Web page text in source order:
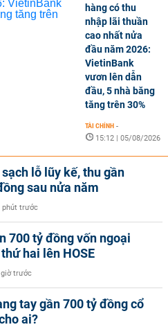
hàng có thu
nhập lãi thuần
cao nhất nửa
đầu năm 2026:
VietinBank
vươn lên dẫn
đầu, 5 nhà băng
tăng trên 30%
TÀI CHÍNH -
15:12 | 05/08/2026
lỗ lũy kế, thu gần
sau nửa năm
phút trước
700 tỷ đồng vốn ngoại
hai lên HOSE
trước
tay gần 700 tỷ đồng cổ
ai?